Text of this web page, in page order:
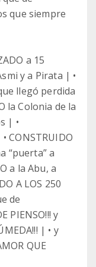
que siempre
a 15
y a Pirata | •
llegó perdida
la Colonia de la
| •
CONSTRUIDO
“puerta” a
a la Abu, a
A LOS 250
de
PIENSO!!! y
| • y
QUE